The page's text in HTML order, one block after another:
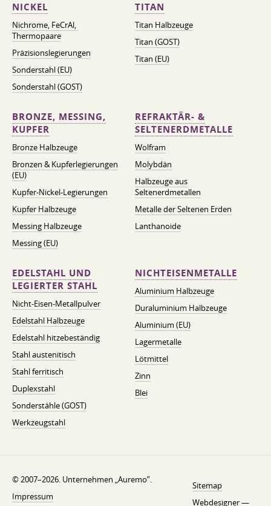
NICKEL
Nichrome, FeСrAl, ​​
Thermopaare
Präzisionslegierungen
Sonderstahl (EU)
Sonderstahl (GOST)
TITAN
Titan Halbzeuge
Titan (GOST)
Titan (EU)
BRONZE, MESSING,
KUPFER
Bronze Halbzeuge
Bronzen & Kupferlegierungen
(EU)
Kupfer-Nickel-Legierungen
Kupfer Halbzeuge
Messing Halbzeuge
Messing (EU)
REFRAKTÄR- &
SELTENERDMETALLE
Wolfram
Molybdän
Halbzeuge aus
Seltenerdmetallen
Metalle der Seltenen Erden
Lanthanoide
EDELSTAHL UND
LEGIERTER STAHL
Nicht-Eisen-Metallpulver
Edelstahl Halbzeuge
Edelstahl hitzebeständig
Stahl austenitisch
Stahl ferritisch
Duplexstahl
Sonderstähle (GOST)
Werkzeugstahl
NICHTEISENMETALLE
Aluminium Halbzeuge
Duraluminium Halbzeuge
Aluminium (EU)
Lagermetalle
Lötmittel
Zinn
Blei
© 2007–2026. Unternehmen „Auremo”.
Impressum
Sitemap
Webdesigner —